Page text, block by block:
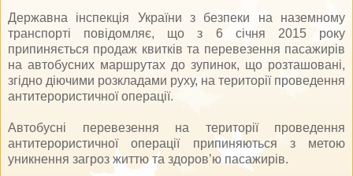
Державна інспекція України з безпеки на наземному
транспорті повідомляє, що з 6 січня 2015 року
припиняється продаж квитків та перевезення пасажирів
на автобусних маршрутах до зупинок, що розташовані,
згідно діючими розкладами руху, на території проведення
антитерористичної операції.
Автобусні перевезення на території проведення
антитерористичної операції припиняються з метою
уникнення загроз життю та здоров’ю пасажирів.